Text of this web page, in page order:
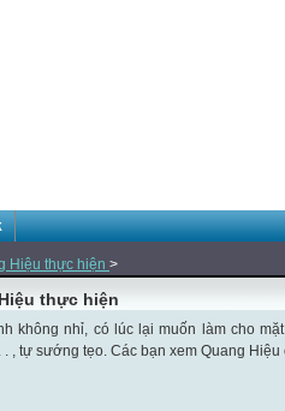
Hiệu thực hiện >
thực hiện
không nhỉ, có lúc lại muốn làm cho
, tự sướng tẹo. Các bạn xem Quang